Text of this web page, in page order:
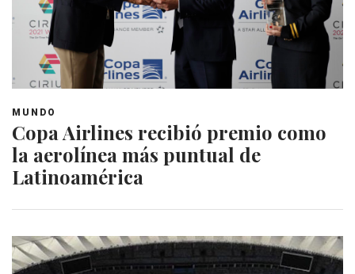
MUNDO
Copa Airlines recibió premio como
la aerolínea más puntual de
Latinoamérica